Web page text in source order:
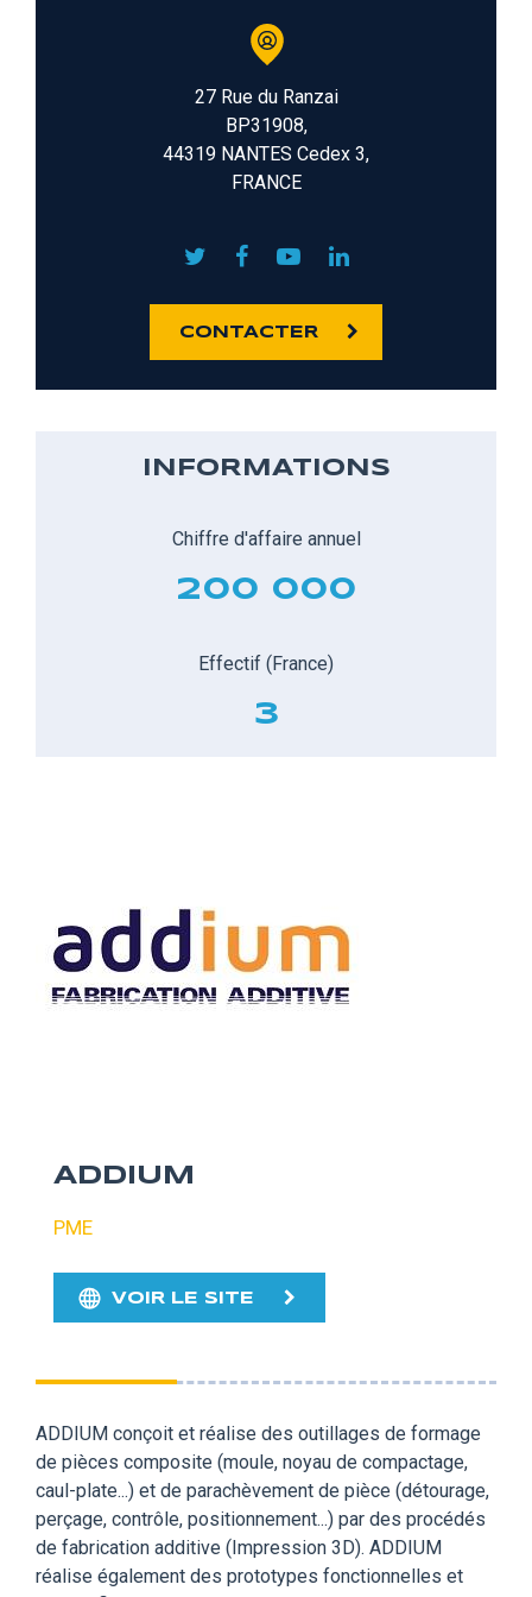
27 Rue du Ranzai
BP31908,
44319 NANTES Cedex 3,
FRANCE
CONTACTER
INFORMATIONS
Chiffre d'affaire annuel
200 000
Effectif (France)
3
ADDIUM
PME
VOIR LE SITE
ADDIUM conçoit et réalise des outillages de formage
de pièces composite (moule, noyau de compactage,
caul-plate...) et de parachèvement de pièce (détourage,
perçage, contrôle, positionnement...) par des procédés
de fabrication additive (Impression 3D). ADDIUM
réalise également des prototypes fonctionnelles et